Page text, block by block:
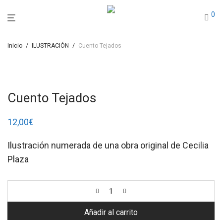
0
Inicio / ILUSTRACIÓN / Cuento Tejados
Cuento Tejados
12,00€
Ilustración numerada de una obra original de Cecilia
Plaza
Añadir al carrito